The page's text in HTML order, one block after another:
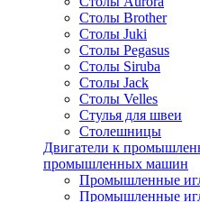
Столы Brother
Столы Juki
Столы Pegasus
Столы Siruba
Столы Jack
Столы Velles
Стулья для швеи
Столешницы
Двигатели к
промышленных машин
Промышленные
Промышленные